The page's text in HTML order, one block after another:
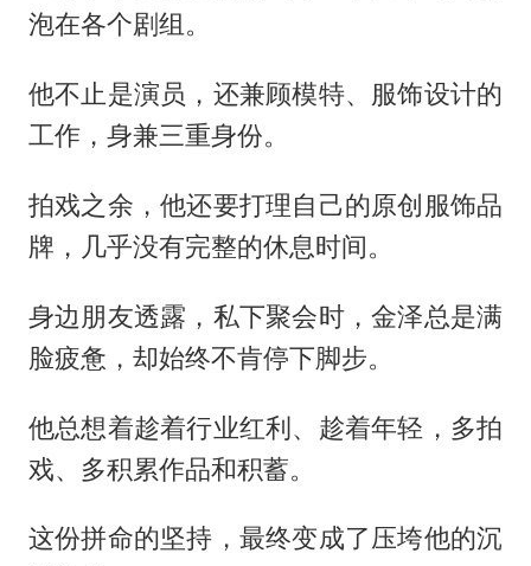
泡在各个剧组。
他不止是演员，还兼顾模特、服饰设计的
工作，身兼三重身份。
拍戏之余，他还要打理自己的原创服饰品
牌，几乎没有完整的休息时间。
身边朋友透露，私下聚会时，金泽总是满
脸疲惫，却始终不肯停下脚步。
他总想着趁着行业红利、趁着年轻，多拍
戏、多积累作品和积蓄。
这份拼命的坚持，最终变成了压垮他的沉